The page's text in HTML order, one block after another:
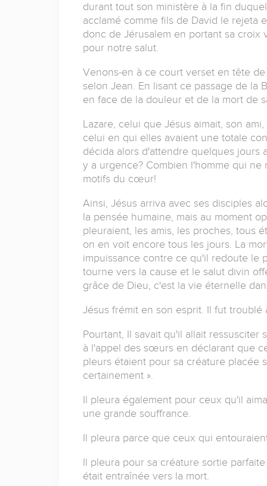
durant tout son ministère à la fin
acclamé comme fils de David le rejeta
donc de Jérusalem en portant sa croix
pour notre salut.
Venons-en à ce court verset en tête
selon Jean. En lisant ce passage de
en face de la douleur et de la mort de
Lazare, celui que Jésus aimait, son
celui en qui elles avaient une totale
décida alors d'attendre quelques jours
y a urgence? Combien l'homme qui
motifs du cœur!
Ainsi, Jésus arriva avec ses disciples
la pensée humaine, mais au moment
pleuraient, les amis, les proches, tous
on en voit encore tous les jours. La
impuissance contre ce qu'il redoute le
tourne vers la cause et le salut divin
grâce de Dieu, c'est la vie éternelle
Jésus frémit en son esprit. Il fut
Pourtant, Il savait qu'il allait ressusciter
à l'appel des sœurs en déclarant que
pleurs étaient pour sa créature placée
certainement ».
Il pleura également pour ceux qu'il
une grande souffrance.
Il pleura parce que ceux qui
Il pleura pour sa créature sortie
était entraînée vers la mort.